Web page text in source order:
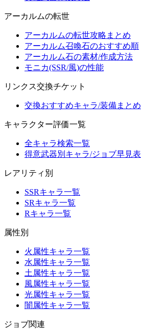
アーカルムの転世
アーカルムの転世攻略まとめ
アーカルム召喚石のおすすめ順
アーカルム石の素材/作成方法
モニカ(SSR/風)の性能
リンクス交換チケット
交換おすすめキャラ/装備まとめ
キャラクター評価一覧
全キャラ検索一覧
得意武器別キャラ/ジョブ早見表
レアリティ別
SSRキャラ一覧
SRキャラ一覧
Rキャラ一覧
属性別
火属性キャラ一覧
水属性キャラ一覧
土属性キャラ一覧
風属性キャラ一覧
光属性キャラ一覧
闇属性キャラ一覧
ジョブ関連